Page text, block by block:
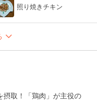
照り焼きチキン
摂取！「鶏肉」が主役の